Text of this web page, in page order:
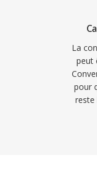
La
peut
pour
reste